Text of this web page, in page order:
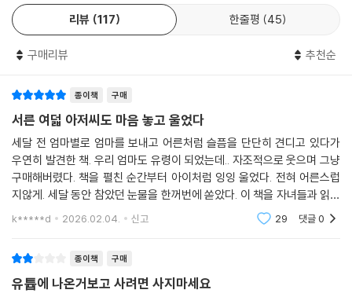
존재에 안심하게 됩니다. 엄마도 그림책을 읽고, 아이와 함께 하는 지금이
얼마나 행복한 순간인지 느낄 수 있지요. 아이와 엄마 모두 늘 곁에 있어 잊
가 엄마에게, 엄마가 아이에게 편지를 쓰는 공간이 있습니다. 이곳에 평소
재가 당연했던 매일이 평소와는 다르게 느껴질 거예요.
사랑스럽고 행복한 그림으로 전하는 진심 어린 마음
귀여운 일러스트와 따뜻한 파스텔톤의 그림은 ‘죽음’이라는 어두운 주제를
아이의 눈높이에 맞춰 부드럽게 전합니다. 동글동글하고 아기자기한 색연
필 그림이 슬픈 아이의 마음을 괜찮다고 어루만져 주는 것 같습니다. 건이
이 오밀조밀 많은 볼거리를 줍니다. 건이와 엄마가 산책을 나가는 장면에
서는 온 동네가 유령으로 가득한 걸 볼 수 있습니다. 아이들이 무섭게 생각
하는 귀신을 사람은 물론이고 고양이, 강아지, 기차, 물고기, 똥까지 유령
리뷰 117 한줄평 45
구매리뷰 추천순
종이책 구매
서른 여덟 아저씨도 마음 놓고 울었다
세달 전 엄마별로 엄마를 보내고 어른처럼 슬픔을 단단히 견디고 있다가
우연히 발견한 책. 우리 엄마도 유령이 되었는데.. 자조적으로 웃으며 그냥
구매해버렸다. 책을 펼친 순간부터 아이처럼 잉잉 울었다. 전혀 어른스럽
지않게. 세달 동안 참았던 눈물을 한꺼번에 쏟았다. 이 책을 자녀들과 읽는
부모님 많이 있는거같은데 그 부모들도 누군가의 자녀라는 것을 잊지 않았
k*****d 2026.02.04. 신고 29 댓글0
종이책 구매
유튭에 나온거보고 사려면 사지마세요